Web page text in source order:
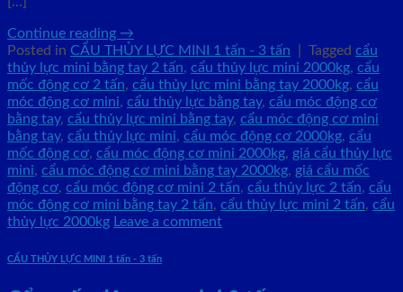
Continue reading →
Posted in CẨU THỦY LỰC MINI 1 tấn - 3 tấn Tagged cẩu
thủy lực mini bằng tay 2 tấn, cẩu thủy lực mini 2000kg, cẩu
mốc động cơ 2 tấn, cẩu thủy lực mini bằng tay 2000kg, cẩu
móc động cơ mini, cẩu thủy lực bằng tay, cẩu móc động cơ
bằng tay, cẩu thủy lực mini bằng tay, cẩu móc động cơ mini
bằng tay, cẩu thủy lực mini, cẩu móc động cơ 2000kg, cẩu
mốc động cơ, cẩu móc động cơ mini 2000kg, giá cẩu thủy lực
mini, cẩu móc động cơ mini bằng tay 2000kg, giá cẩu mốc
động cơ, cẩu móc động cơ mini 2 tấn, cẩu thủy lực 2 tấn, cẩu
móc động cơ mini bằng tay 2 tấn, cẩu thủy lực mini 2 tấn, cẩu
thủy lực 2000kg Leave a comment
CẨU THỦY LỰC MINI 1 tấn - 3 tấn